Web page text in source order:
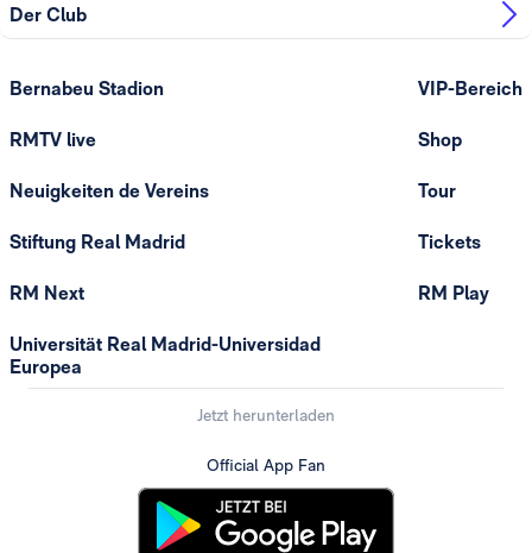
Der Club
Bernabeu Stadion
RMTV live
Neuigkeiten de Vereins
Stiftung Real Madrid
RM Next
Universität Real Madrid-Universidad
Europea
VIP-Bereich
Shop
Tour
Tickets
RM Play
Jetzt herunterladen
Official App Fan